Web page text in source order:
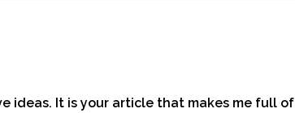
ideas. It is your article that makes me full of